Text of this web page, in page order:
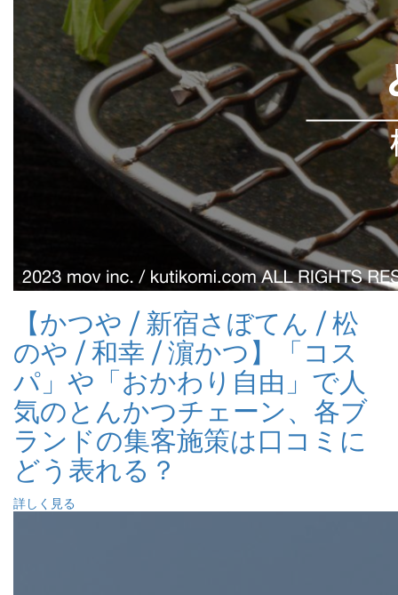
【かつや / 新宿さぼてん / 松
のや / 和幸 / 濵かつ】「コス
パ」や「おかわり自由」で人
気のとんかつチェーン、各ブ
ランドの集客施策は口コミに
どう表れる？
詳しく見る